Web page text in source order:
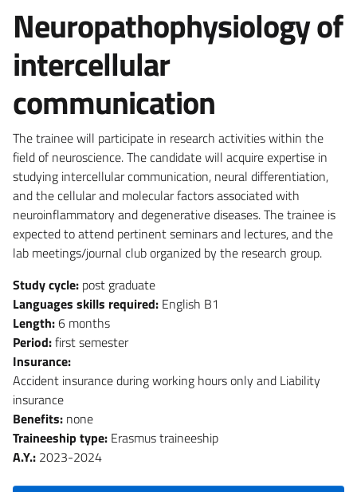
Neuropathophysiology of
intercellular
communication
The trainee will participate in research activities within the
field of neuroscience. The candidate will acquire expertise in
studying intercellular communication, neural differentiation,
and the cellular and molecular factors associated with
neuroinflammatory and degenerative diseases. The trainee is
expected to attend pertinent seminars and lectures, and the
lab meetings/journal club organized by the research group.
Study cycle: post graduate
Languages skills required: English B1
Length:6 months
Period:first semester
Insurance:
Accident insurance during working hours only and Liability
insurance
Benefits: none
Traineeship type: Erasmus traineeship
A.Y.: 2023-2024